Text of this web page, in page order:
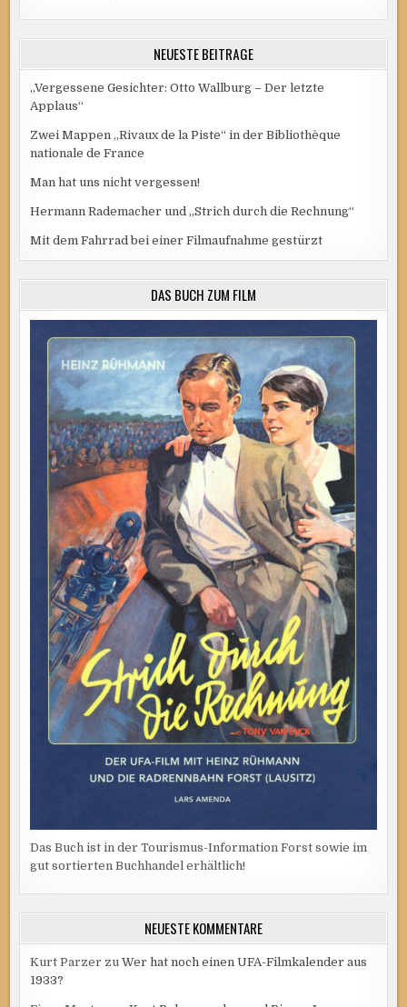
NEUESTE BEITRÄGE
„Vergessene Gesichter: Otto Wallburg – Der letzte
Applaus“
Zwei Mappen „Rivaux de la Piste“ in der Bibliothèque
nationale de France
Man hat uns nicht vergessen!
Hermann Rademacher und „Strich durch die Rechnung“
Mit dem Fahrrad bei einer Filmaufnahme gestürzt
DAS BUCH ZUM FILM
Das Buch ist in der Tourismus-Information Forst sowie im
gut sortierten Buchhandel erhältlich!
NEUESTE KOMMENTARE
Kurt Parzer zuWer hat noch einen UFA-Filmkalender aus
1933?